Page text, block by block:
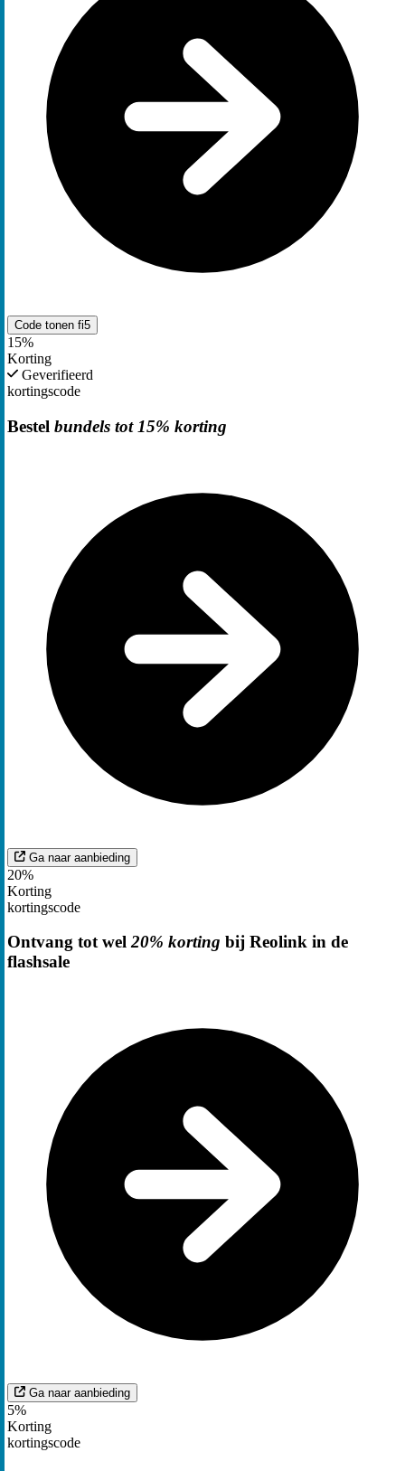
Code tonen fi5
15%
Korting
Geverifieerd
kortingscode
Bestel bundels tot 15% korting
Ga naar aanbieding
20%
Korting
kortingscode
Ontvang tot wel20% korting bij Reolink in de
flashsale
Ga naar aanbieding
5%
Korting
kortingscode